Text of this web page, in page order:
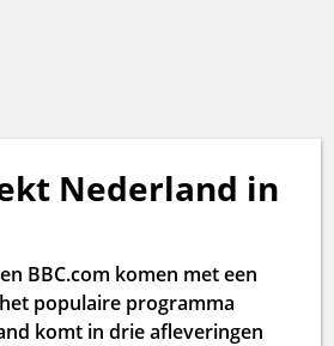
Nederland in
BBC.com komen met een
populaire programma
komt in drie afleveringen